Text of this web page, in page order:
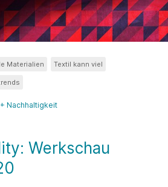
Nachhaltigkeit
Materialien Textil kann viel
Werkschau